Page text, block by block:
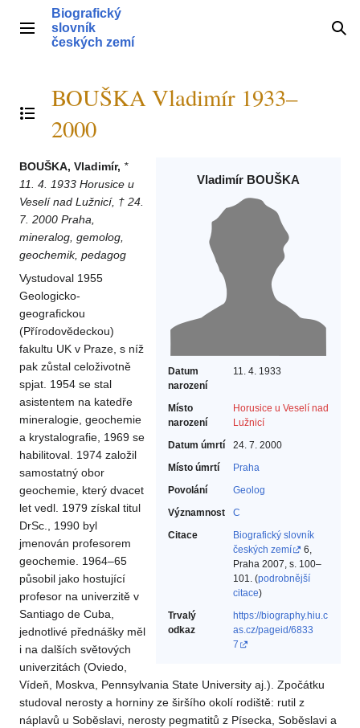
obsahHlavní menu
Biografický
slovník
českých zemí
Přepnout obsah
BOUŠKA Vladimír 1933–
2000
Vladimír BOUŠKA
Datum
narození
11. 4. 1933
Místo
narození
Horusice u Veselí nad
Lužnicí
Datum úmrtí
24. 7. 2000
Místo úmrtí
Praha
Povolání
Geolog‎
Významnost
C
Citace
Biografický slovník
českých zemí
6,
Praha 2007, s. 100–
101. (podrobnější
citace)
Trvalý
odkaz
https://biography.hiu.c
as.cz/pageid/6833
7
BOUŠKA, Vladimír, *
11. 4. 1933 Horusice u
Veselí nad Lužnicí, † 24.
7. 2000 Praha,
mineralog, gemolog,
geochemik, pedagog
Vystudoval 1955
Geologicko-
geografickou
(Přírodovědeckou)
fakultu UK v Praze, s níž
pak zůstal celoživotně
spjat. 1954 se stal
asistentem na katedře
mineralogie, geochemie
a krystalografie, 1969 se
habilitoval. 1974 založil
samostatný obor
geochemie, který dvacet
let vedl. 1979 získal titul
DrSc., 1990 byl
jmenován profesorem
geochemie. 1964–65
působil jako hostující
profesor na univerzitě v
Santiago de Cuba,
jednotlivé přednášky měl
i na dalších světových
univerzitách (Oviedo,
Vídeň, Moskva, Pennsylvania State University aj.). Zpočátku
studoval nerosty a horniny ze širšího okolí rodiště: rutil z
náplavů u Soběslavi, nerosty pegmatitů z Písecka, Soběslavi a